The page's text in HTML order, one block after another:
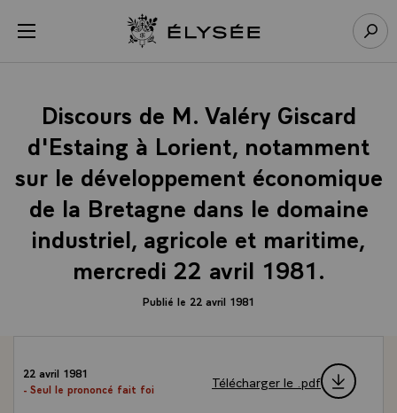
menu Retour à l’accueil Élysée
Discours de M. Valéry Giscard
d'Estaing à Lorient, notamment
sur le développement économique
de la Bretagne dans le domaine
industriel, agricole et maritime,
mercredi 22 avril 1981.
Publié le 22 avril 1981
22 avril 1981
- Seul le prononcé fait foi
Télécharger le .pdf
Panneau de gestion des cookies